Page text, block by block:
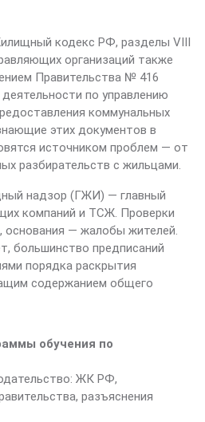
кодекс РФ, разделы VIII
организаций также
Правительства № 416
по управлению
коммунальных
этих документов в
источником проблем — от
разбирательств с жильцами.
надзор (ГЖИ) — главный
компаний и ТСЖ. Проверки
основания — жалобы жителей.
большинство предписаний
порядка раскрытия
содержанием общего
обучения по
ЖК РФ,
разъяснения